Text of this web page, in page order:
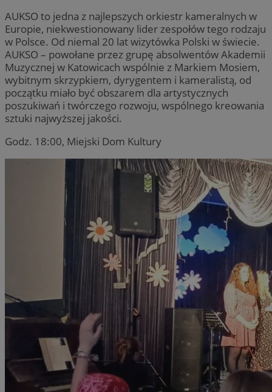
AUKSO to jedna z najlepszych orkiestr kameralnych w
Europie, niekwestionowany lider zespołów tego rodzaju
w Polsce. Od niemal 20 lat wizytówka Polski w świecie.
AUKSO – powołane przez grupę absolwentów Akademii
Muzycznej w Katowicach wspólnie z Markiem Mosiem,
wybitnym skrzypkiem, dyrygentem i kameralistą, od
początku miało być obszarem dla artystycznych
poszukiwań i twórczego rozwoju, wspólnego kreowania
sztuki najwyższej jakości.
Godz. 18:00, Miejski Dom Kultury